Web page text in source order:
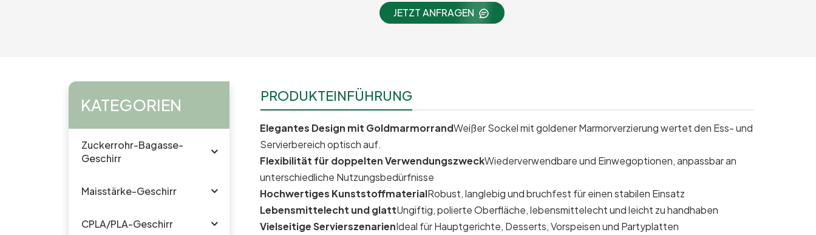
JETZT ANFRAGEN
PRODUKTEINFÜHRUNG
Elegantes Design mit GoldmarmorrandWeißer Sockel mit goldener Marmorverzierung wertet den Ess- und
Servierbereich optisch auf.
Flexibilität für doppelten VerwendungszweckWiederverwendbare und Einwegoptionen, anpassbar an
unterschiedliche Nutzungsbedürfnisse
Hochwertiges KunststoffmaterialRobust, langlebig und bruchfest für einen stabilen Einsatz
Lebensmittelecht und glattUngiftig, polierte Oberfläche, lebensmittelecht und leicht zu handhaben
Vielseitige ServierszenarienIdeal für Hauptgerichte, Desserts, Vorspeisen und Partyplatten
KATEGORIEN
Zuckerrohr-Bagasse-
Geschirr
Maisstärke-Geschirr
CPLA/PLA-Geschirr